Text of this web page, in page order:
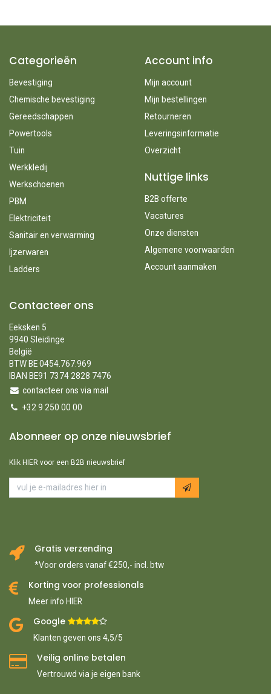
Categorieën
Bevestiging
Chemische bevestiging
Gereedschappen
Powertools
Tuin
Werkkledij
Werkschoenen
PBM
Elektriciteit
Sanitair en verwarming
Ijzerwaren
Ladders
Account info
Mijn account
Mijn bestellingen
Retourneren
Leveringsinformatie
Overzicht
Nuttige links
B2B offerte
Vacatures
Onze diensten
Algemene voorwaarden
Account aanmaken
Contacteer ons
Eeksken 5
9940 Sleidinge
België
BTW BE 0454.767.969
IBAN BE91 7374 2828 7476
contacteer ons via mail
+32 9 250 00 00
Abonneer op onze nieuwsbrief
Klik HIER voor een B2B nieuwsbrief
Gratis verzending
*Voor orders vanaf €250,- incl. btw
Korting voor professionals
Meer info HIER
Google ​
Klanten geven ons 4,5/5
Veilig online betalen
Vertrouwd via je eigen bank